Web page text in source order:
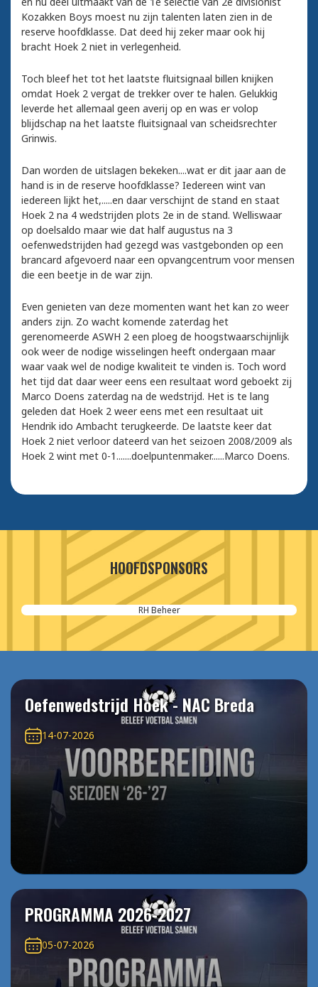
Kozakken Boys moest nu zijn talenten laten zien in de
reserve hoofdklasse. Dat deed hij zeker maar ook hij
bracht Hoek 2 niet in verlegenheid.
Toch bleef het tot het laatste fluitsignaal billen knijken
omdat Hoek 2 vergat de trekker over te halen. Gelukkig
leverde het allemaal geen averij op en was er volop
blijdschap na het laatste fluitsignaal van scheidsrechter
Grinwis.
Dan worden de uitslagen bekeken....wat er dit jaar aan de
hand is in de reserve hoofdklasse? Iedereen wint van
iedereen lijkt het,.....en daar verschijnt de stand en staat
Hoek 2 na 4 wedstrijden plots 2e in de stand. Welliswaar
op doelsaldo maar wie dat half augustus na 3
oefenwedstrijden had gezegd was vastgebonden op een
brancard afgevoerd naar een opvangcentrum voor mensen
die een beetje in de war zijn.
Even genieten van deze momenten want het kan zo weer
anders zijn. Zo wacht komende zaterdag het
gerenomeerde ASWH 2 een ploeg de hoogstwaarschijnlijk
ook weer de nodige wisselingen heeft ondergaan maar
waar vaak wel de nodige kwaliteit te vinden is. Toch word
het tijd dat daar weer eens een resultaat word geboekt zij
Marco Doens zaterdag na de wedstrijd. Het is te lang
geleden dat Hoek 2 weer eens met een resultaat uit
Hendrik ido Ambacht terugkeerde. De laatste keer dat
Hoek 2 niet verloor dateerd van het seizoen 2008/2009 als
Hoek 2 wint met 0-1.......doelpuntenmaker......Marco Doens.
HOOFDSPONSORS
RH Beheer
Oefenwedstrijd Hoek - NAC Breda
14-07-2026
PROGRAMMA 2026-2027
05-07-2026